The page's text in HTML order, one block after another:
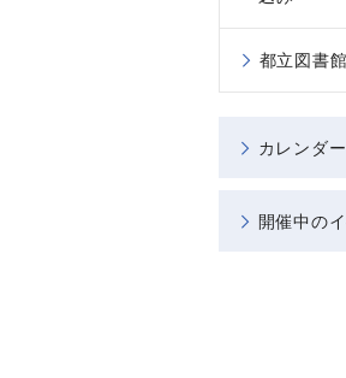
都立図書
カレンダー
開催中の